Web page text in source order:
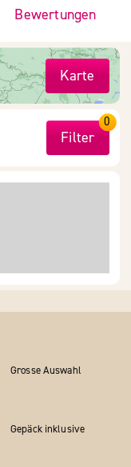
Bewertungen
Karte
Filter
0
Grosse Auswahl
Gepäck inklusive